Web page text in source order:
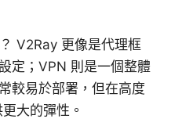
V2Ray 更像是代理框
定；VPN 則是一個整體
較易於部署，但在高度
大的彈性。